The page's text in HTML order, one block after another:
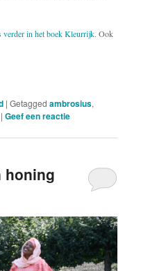
verder in het boek Kleurrijk.Ook
|Getagged ambrosius,
|Geef een reactie
honing